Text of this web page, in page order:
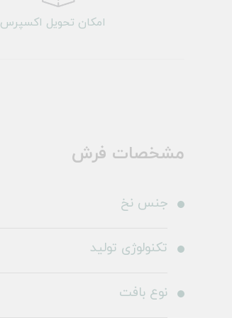
امکان تحویل اکسپرس
مشخصات فرش
جنس نخ
تکنولوژی تولید
نوع بافت